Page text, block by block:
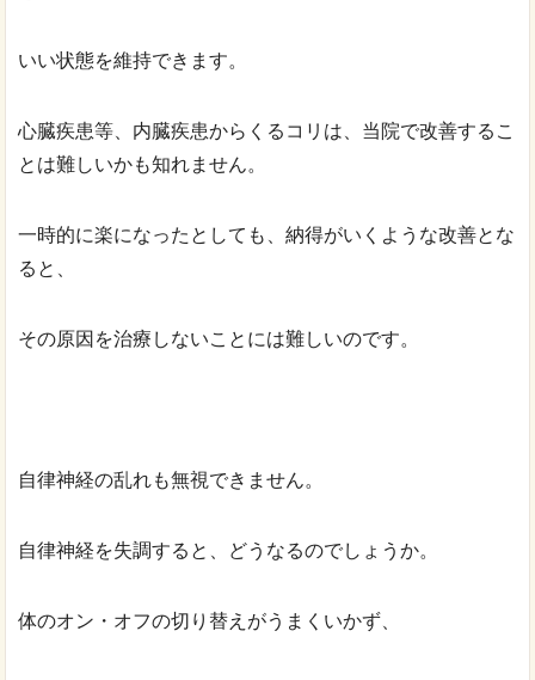
いい状態を維持できます。
心臓疾患等、内臓疾患からくるコリは、当院で改善するこ
とは難しいかも知れません。
一時的に楽になったとしても、納得がいくような改善とな
ると、
その原因を治療しないことには難しいのです。
自律神経の乱れも無視できません。
自律神経を失調すると、どうなるのでしょうか。
体のオン・オフの切り替えがうまくいかず、